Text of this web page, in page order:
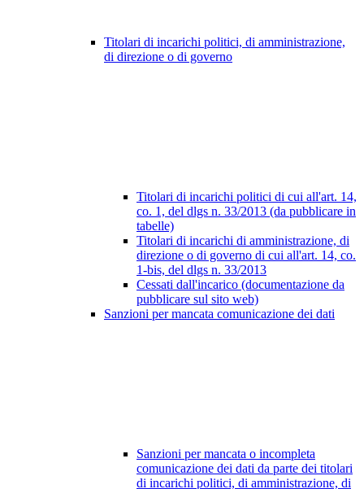
Titolari di incarichi politici, di amministrazione,
di direzione o di governo
Titolari di incarichi politici di cui all'art. 14,
co. 1, del dlgs n. 33/2013 (da pubblicare in
tabelle)
Titolari di incarichi di amministrazione, di
direzione o di governo di cui all'art. 14, co.
1-bis, del dlgs n. 33/2013
Cessati dall'incarico (documentazione da
pubblicare sul sito web)
Sanzioni per mancata comunicazione dei dati
Sanzioni per mancata o incompleta
comunicazione dei dati da parte dei titolari
di incarichi politici, di amministrazione, di